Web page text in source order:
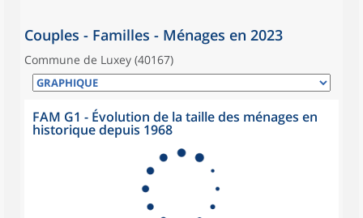
Couples - Familles - Ménages en 2023
Commune de Luxey (40167)
FAM G1 - Évolution de la taille des ménages en
historique depuis 1968